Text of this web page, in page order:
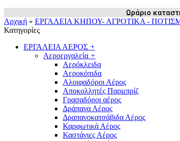
Ωράριο
Αρχική » ΕΡΓΑΛΕΙΑ ΚΗΠΟΥ- ΑΓΡΟΤΙΚΑ -
Κατηγορίες
ΕΡΓΑΛΕΙΑ ΑΕΡΟΣ +
Αεροεργαλεία +
Αερόκλειδα
Αεροκόπιδα
Αλοιφαδόροι Αέρος
Αποκολλητές Παρμπρίζ
Γρασαδόροι αέρος
Δράπανα Αέρος
Δραπανοκατσάβιδα Αέρος
Καρφωτικά Αέρος
Καστάνιες Αέρος